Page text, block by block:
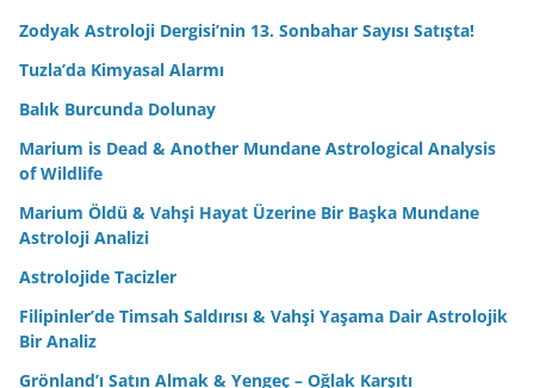
Zodyak Astroloji Dergisi’nin 13. Sonbahar Sayısı Satışta!
Tuzla’da Kimyasal Alarmı
Balık Burcunda Dolunay
Marium is Dead & Another Mundane Astrological Analysis
of Wildlife
Marium Öldü & Vahşi Hayat Üzerine Bir Başka Mundane
Astroloji Analizi
Astrolojide Tacizler
Filipinler’de Timsah Saldırısı & Vahşi Yaşama Dair Astrolojik
Bir Analiz
Grönland’ı Satın Almak & Yengeç – Oğlak Karşıtı